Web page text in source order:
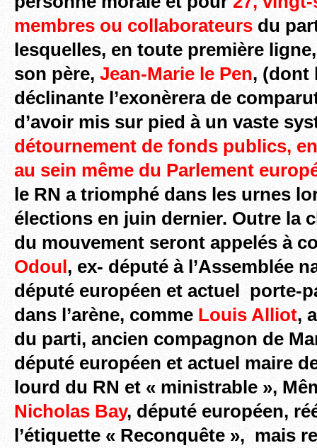
membres ou collaborateurs du
lesquelles, en toute première
son père, Jean-Marie le Pen, (dont
déclinante l’exonèrera de
d’avoir mis sur pied à un vaste
détournement de fonds publics,
au sein même du Parlement
le RN a triomphé dans les urnes
élections en juin dernier. Outre la
du mouvement seront appelés à
Odoul, ex- député à l’Assemblée
député européen et actuel porte-
dans l’arène, comme Louis Alliot,
du parti, ancien compagnon de
député européen et actuel maire
lourd du RN et « ministrable »,
Nicholas Bay, député européen,
l’étiquette « Reconquête », mais